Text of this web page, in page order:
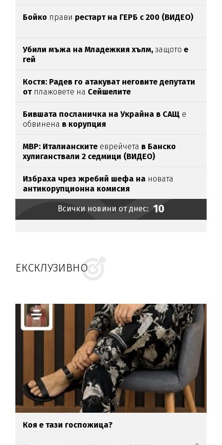
Бойко прави рестарт на ГЕРБ с 200 (ВИДЕО)
Убили мъжа на Младежкия хълм,защото е
гей
Костя: Радев го атакуват неговите депутати
отплажовете на Сейшелите
Бившата посланичка на Украйна в САЩ е
обвинена в корупция
МВР: Италианските еврейчета в Банско
хулиганствали 2 седмици (ВИДЕО)
Избраха чрез жребий шефа на новата
антикорупционна комисия
Всички новини от днес: 10
ЕКСКЛУЗИВНО
Коя е тази госпожица?